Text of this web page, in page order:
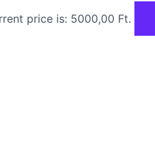
price is: 5000,00 Ft.